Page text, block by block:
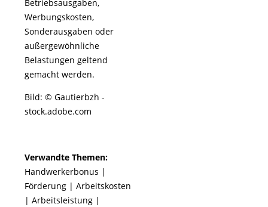
Betriebsausgaben,
Werbungskosten,
Sonderausgaben oder
außergewöhnliche
Belastungen geltend
gemacht werden.
Bild: © Gautierbzh -
stock.adobe.com
Verwandte Themen:
Handwerkerbonus |
Förderung | Arbeitskosten
| Arbeitsleistung |